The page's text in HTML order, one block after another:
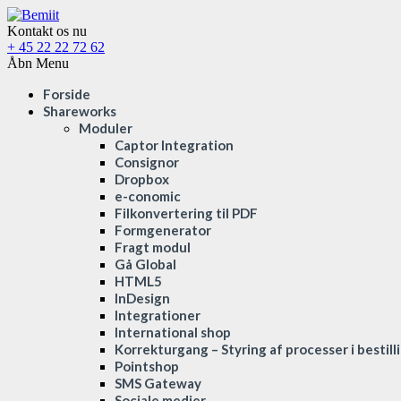
Kontakt os nu
+ 45 22 22 72 62
Åbn Menu
Forside
Shareworks
Moduler
Captor Integration
Consignor
Dropbox
e-conomic
Filkonvertering til PDF
Formgenerator
Fragt modul
Gå Global
HTML5
InDesign
Integrationer
International shop
Korrekturgang – Styring af processer i
Pointshop
SMS Gateway